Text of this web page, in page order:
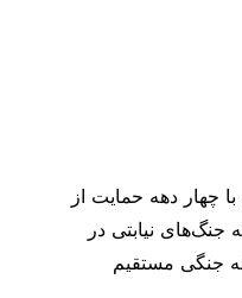
چهار دهه حمایت از
نیابتی در
جنگی مستقیم